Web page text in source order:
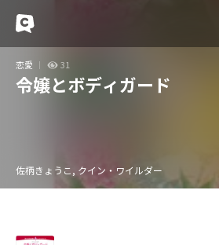
恋愛 31
令嬢とボディガード
佐柄きょうこ, クイン・ワイルダー